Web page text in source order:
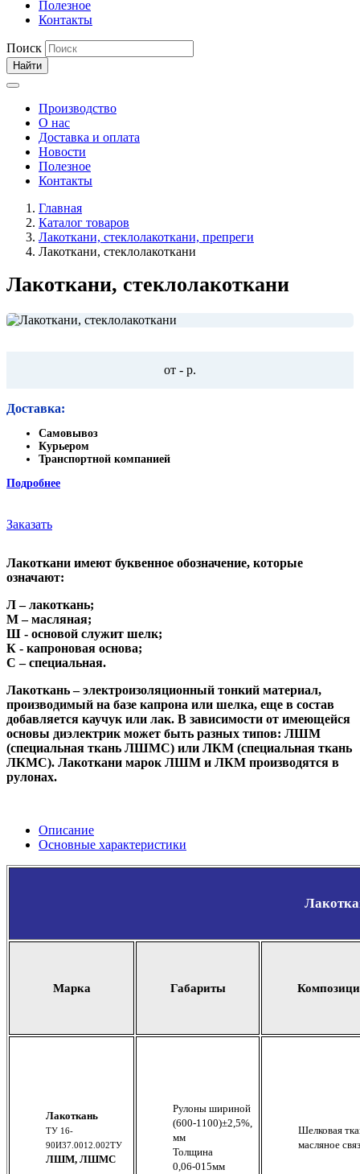
Полезное
Контакты
Поиск
Найти
Производство
О нас
Доставка и оплата
Новости
Полезное
Контакты
Главная
Каталог товаров
Лакоткани, стеклолакоткани, препреги
Лакоткани, стеклолакоткани
Лакоткани, стеклолакоткани
от - р.
Доставка:
Самовывоз
Курьером
Транспортной компанией
Подробнее
Заказать
Лакоткани имеют буквенное обозначение, которые
означают:
Л– лакоткань;
М – масляная;
Ш - основой служит шелк;
К - капроновая основа;
С – специальная.
Лакоткань – электроизоляционный тонкий материал,
производимый на базе капрона или шелка, еще в состав
добавляется каучук или лак. В зависимости от имеющейся
основы диэлектрик может быть разных типов: ЛШМ
(специальная ткань ЛШМС) или ЛКМ (специальная ткань
ЛКМС). Лакоткани марок ЛШМ и ЛКМ производятся в
рулонах.
Описание
Основные характеристики
Марка Габариты
Лакоткань
ТУ 16-
90И37.0012.002ТУ
ЛШМ, ЛШМС
Рулоны шириной
(600-1100)±2,5%,
мм
Толщина
0,06-015мм
Шелковая
масляное